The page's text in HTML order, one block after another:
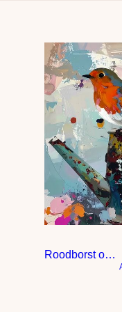
Roodborst op gieter – Modern expressief – penseelstreken en abstracte kleurige vlakken